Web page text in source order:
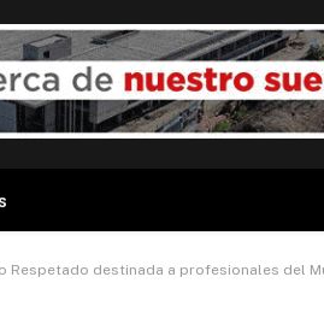
Respetado destinada a profesionales del